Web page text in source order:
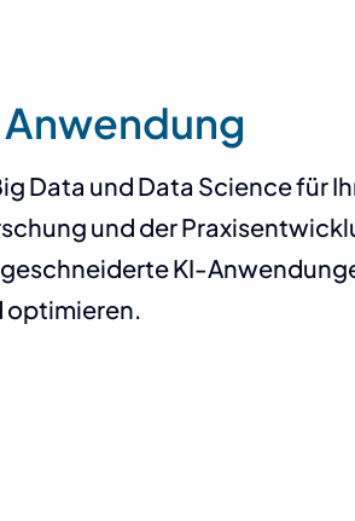
Data und Data Science für
und der
KI-
optimieren.